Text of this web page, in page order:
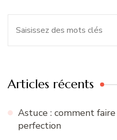
Articles récents
Astuce : comment
perfection